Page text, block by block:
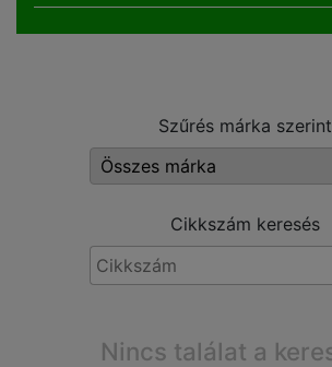
Szűrés márka szerint
Cikkszám keresés
Nincs találat a